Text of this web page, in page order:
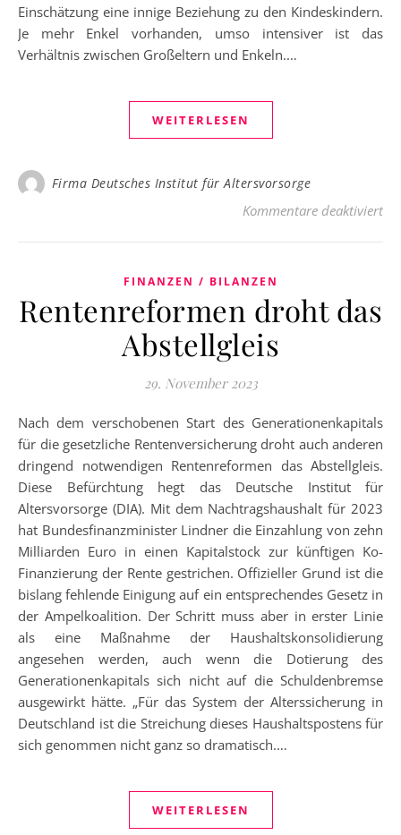
Einschätzung eine innige Beziehung zu den Kindeskindern.
Je mehr Enkel vorhanden, umso intensiver ist das
Verhältnis zwischen Großeltern und Enkeln.…
WEITERLESEN
Firma Deutsches Institut für Altersvorsorge
Kommentare deaktiviertfür
FINANZEN / BILANZEN
Rentenreformen droht das
Abstellgleis
29. November 2023
Nach dem verschobenen Start des Generationenkapitals
für die gesetzliche Rentenversicherung droht auch anderen
dringend notwendigen Rentenreformen das Abstellgleis.
Diese Befürchtung hegt das Deutsche Institut für
Altersvorsorge (DIA). Mit dem Nachtragshaushalt für 2023
hat Bundesfinanzminister Lindner die Einzahlung von zehn
Milliarden Euro in einen Kapitalstock zur künftigen Ko-
Finanzierung der Rente gestrichen. Offizieller Grund ist die
bislang fehlende Einigung auf ein entsprechendes Gesetz in
der Ampelkoalition. Der Schritt muss aber in erster Linie
als eine Maßnahme der Haushaltskonsolidierung
angesehen werden, auch wenn die Dotierung des
Generationenkapitals sich nicht auf die Schuldenbremse
ausgewirkt hätte. „Für das System der Alterssicherung in
Deutschland ist die Streichung dieses Haushaltspostens für
sich genommen nicht ganz so dramatisch.…
WEITERLESEN